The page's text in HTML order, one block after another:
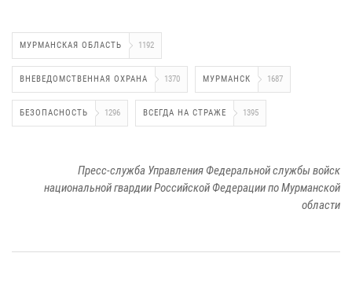
МУРМАНСКАЯ ОБЛАСТЬ 1192
ВНЕВЕДОМСТВЕННАЯ ОХРАНА 1370 МУРМАНСК 1687
БЕЗОПАСНОСТЬ 1296 ВСЕГДА НА СТРАЖЕ 1395
Пресс-служба Управления Федеральной службы войск
национальной гвардии Российской Федерации по Мурманской
области